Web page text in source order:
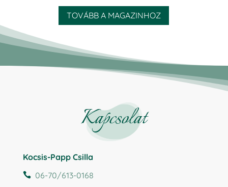
TOVÁBB A MAGAZINHOZ
Kapcsolat
Kocsis-Papp Csilla
 06-70/613-0168